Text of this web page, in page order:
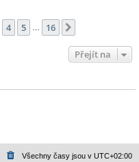
164 5 16
Přejít na
Všechny časy jsou v UTC+02:00